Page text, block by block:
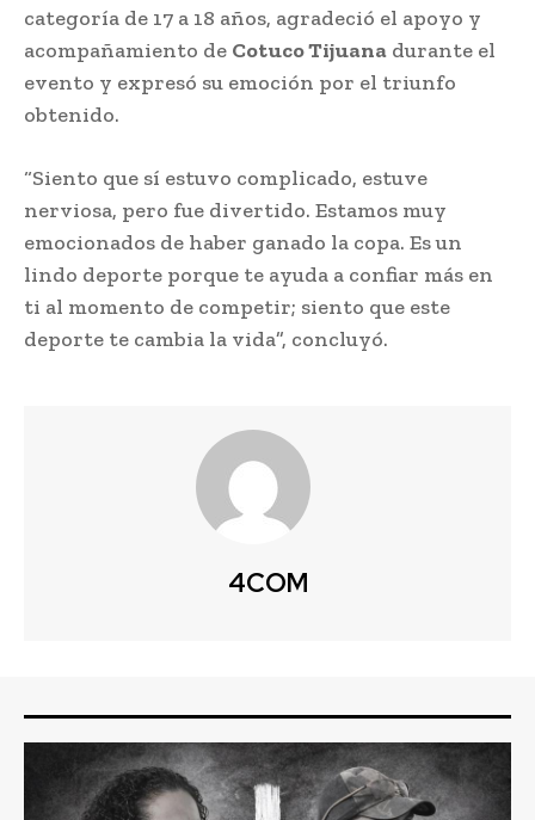
categoría de 17 a 18 años, agradeció el apoyo y
acompañamiento de Cotuco Tijuana durante el
evento y expresó su emoción por el triunfo
obtenido.
“Siento que sí estuvo complicado, estuve
nerviosa, pero fue divertido. Estamos muy
emocionados de haber ganado la copa. Es un
lindo deporte porque te ayuda a confiar más en
ti al momento de competir; siento que este
deporte te cambia la vida”, concluyó.
4COM